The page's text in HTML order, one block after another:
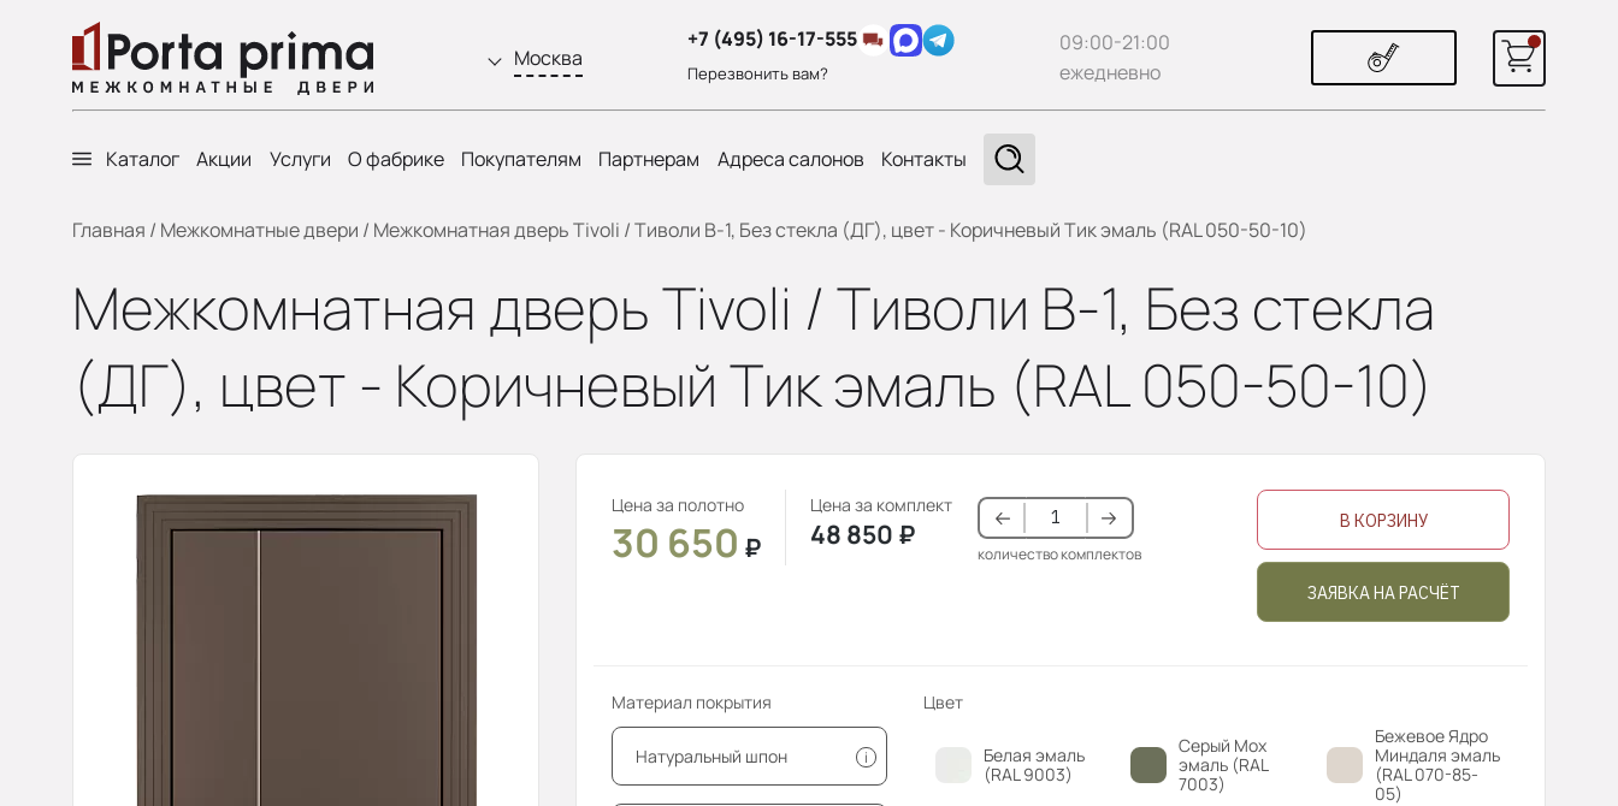
Москва
+7 (495) 16-17-555
Перезвонить вам?
09:00-21:00
ежедневно
Каталог Акции Услуги О фабрике Покупателям Партнерам Адреса салонов Контакты
Главная / Межкомнатные двери / Межкомнатная дверь Tivoli / Тиволи В-1, Без стекла (ДГ), цвет - Коричневый Тик эмаль (RAL 050-50-10)
Межкомнатная дверь Tivoli / Тиволи В-1, Без стекла
(ДГ), цвет - Коричневый Тик эмаль (RAL 050-50-10)
Цена за полотно
30 650 ₽
Цена за комплект
48 850 ₽
количество комплектов
В КОРЗИНУ
ЗАЯВКА НА РАСЧЁТ
Материал покрытия
Натуральный шпон i
Цвет
Белая эмаль
(RAL 9003)
Серый Мох
эмаль (RAL
7003)
Бежевое Ядро
Миндаля эмаль
(RAL 070-85-
05)